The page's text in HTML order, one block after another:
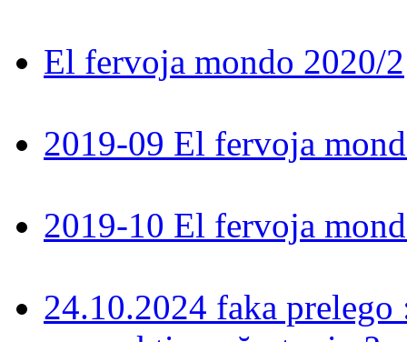
El fervoja mondo 2020/2
2019-09 El fervoja
2019-10 El fervoja
24.10.2024 faka